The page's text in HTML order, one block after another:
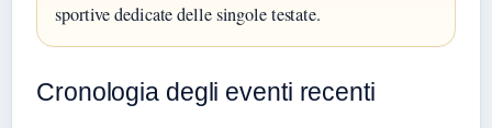
sportive dedicate delle singole testate.
Cronologia degli eventi recenti